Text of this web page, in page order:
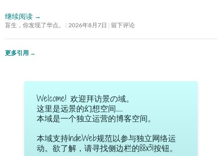
继续阅读 →
盲生，你发现了华点。 2026年8月7日 留下评论
更多引用 →
Welcome! 欢迎拜访景の域。
这里是远景的幻想空间……
本域是一个独立运营的博客空间。
本域支持IndieWeb规范以参与独立网络运
动。欲了解，请寻找侧边栏的88x31按钮。